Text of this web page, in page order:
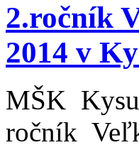
2.ročník
2014 v
MŠK
ročník